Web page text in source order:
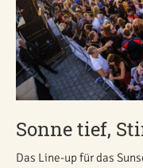
Sonne tief,
Das Line-up für das